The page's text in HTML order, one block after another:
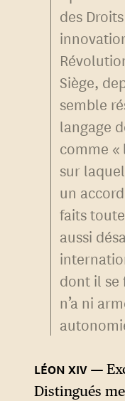
des
Siège,
semble
langage
comme «
sur
un accord
faits
aussi
dont il se
n’a ni
Distingués